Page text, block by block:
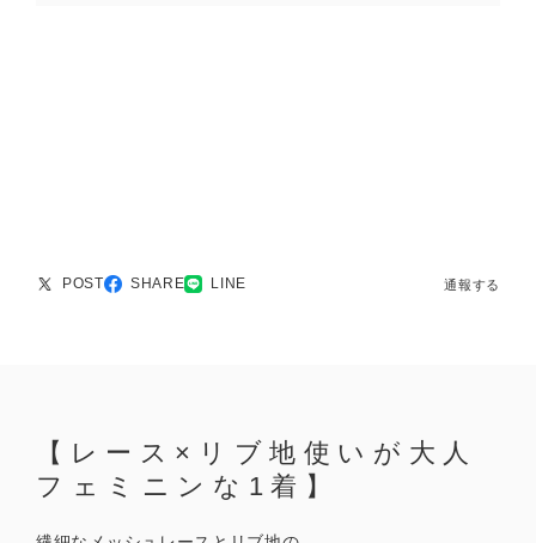
POST SHARE LINE 通報する
【レース×リブ地使いが大人
フェミニンな1着】